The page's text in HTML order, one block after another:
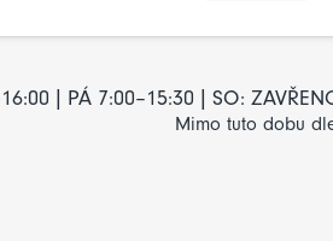
| PÁ 7:00–15:30 | SO:
Mimo tuto dobu